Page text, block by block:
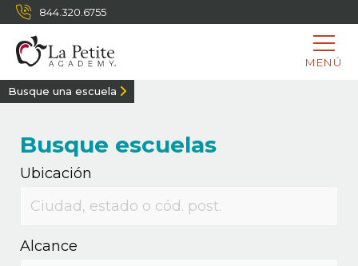
844.320.6755
MENÚ
Busque una escuela
Busque escuelas
Ubicación
Alcance